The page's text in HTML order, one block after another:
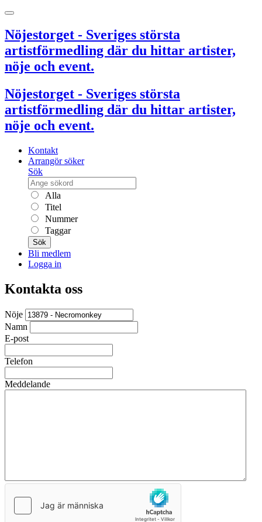
Nöjestorget - Sveriges största
artistförmedling där du hittar artister,
nöje och event.
Nöjestorget - Sveriges största
artistförmedling där du hittar artister,
nöje och event.
Kontakt
Arrangör söker
Sök
Alla
Titel
Nummer
Taggar
Sök
Bli medlem
Logga in
Kontakta oss
Nöje
Namn
E-post
Telefon
Meddelande